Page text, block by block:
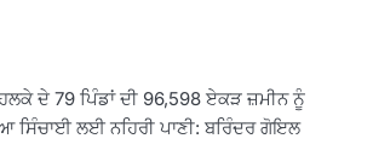
ਦੇ 79 ਪਿੰਡਾਂ ਦੀ 96,598 ਏਕੜ ਜ਼ਮੀਨ ਨੂੰ
ਸਿੰਚਾਈ ਲਈ ਨਹਿਰੀ ਪਾਣੀ: ਬਰਿੰਦਰ ਗੋਇਲ